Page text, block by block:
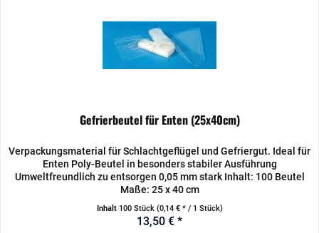
Gefrierbeutel für Enten (25x40cm)
Verpackungsmaterial für Schlachtgeflügel und Gefriergut. Ideal für
Enten Poly-Beutel in besonders stabiler Ausführung
Umweltfreundlich zu entsorgen 0,05 mm stark Inhalt: 100 Beutel
Maße: 25 x 40 cm
Inhalt 100 Stück (0,14 € * / 1 Stück)
13,50 € *